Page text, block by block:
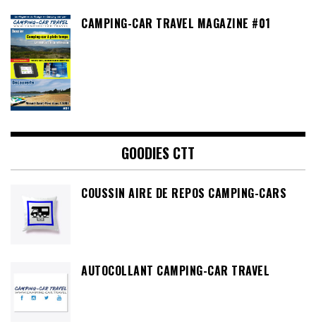
CAMPING-CAR TRAVEL MAGAZINE #01
GOODIES CTT
COUSSIN AIRE DE REPOS CAMPING-CARS
AUTOCOLLANT CAMPING-CAR TRAVEL